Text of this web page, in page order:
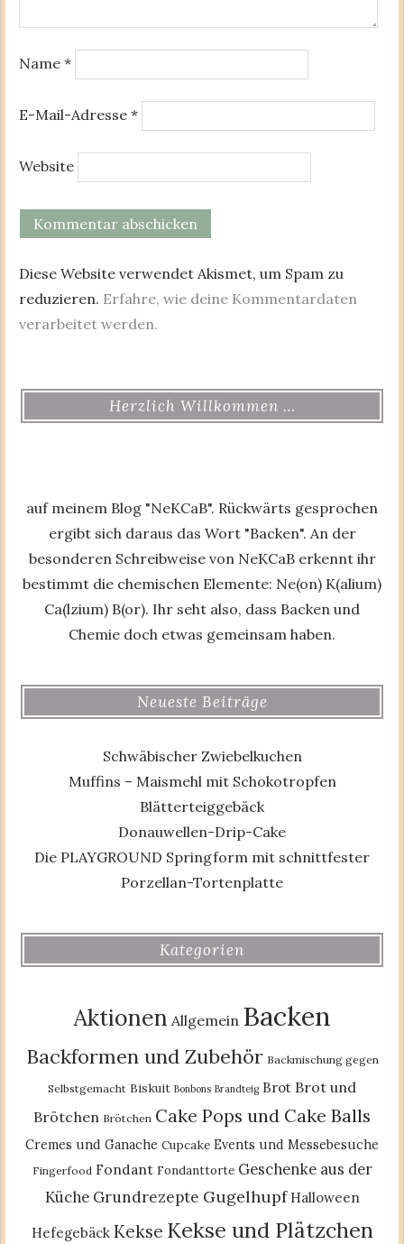
Name *
E-Mail-Adresse *
Website
Diese Website verwendet Akismet, um Spam zu
reduzieren. Erfahre, wie deine Kommentardaten
verarbeitet werden.
Herzlich Willkommen …
auf meinem Blog "NeKCaB". Rückwärts gesprochen
ergibt sich daraus das Wort "Backen". An der
besonderen Schreibweise von NeKCaB erkennt ihr
bestimmt die chemischen Elemente: Ne(on) K(alium)
Ca(lzium) B(or). Ihr seht also, dass Backen und
Chemie doch etwas gemeinsam haben.
Neueste Beiträge
Schwäbischer Zwiebelkuchen
Muffins – Maismehl mit Schokotropfen
Blätterteiggebäck
Donauwellen-Drip-Cake
Die PLAYGROUND Springform mit schnittfester
Porzellan-Tortenplatte
Kategorien
Aktionen Allgemein Backen
Backformen und Zubehör Backmischung gegen
Selbstgemacht Biskuit Bonbons Brandteig Brot Brot und
Brötchen Brötchen Cake Pops und Cake Balls
Cremes und Ganache Cupcake Events und Messebesuche
Fingerfood Fondant Fondanttorte Geschenke aus der
Küche Grundrezepte Gugelhupf Halloween
Hefegebäck Kekse Kekse und Plätzchen